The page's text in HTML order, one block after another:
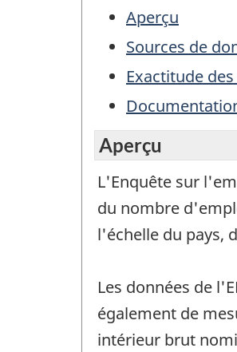
Aperçu
Sources de
Exactitude
Aperçu
L'Enquête sur
du nombre
l'échelle du pays,
Les données de
également de
intérieur brut